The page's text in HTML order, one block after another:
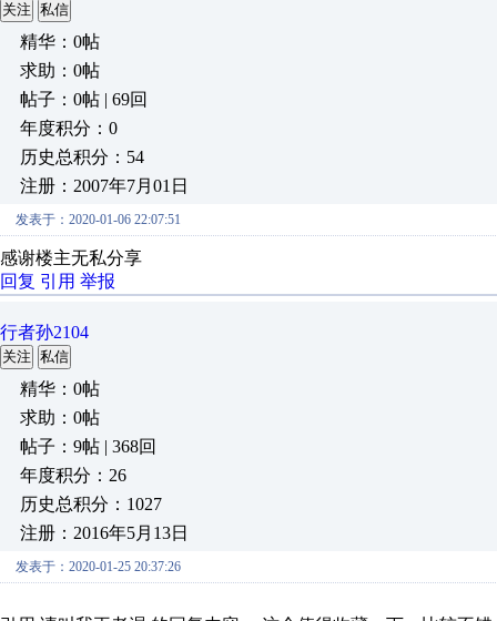
关注 私信
精华：0帖
求助：0帖
帖子：0帖 | 69回
年度积分：0
历史总积分：54
注册：2007年7月01日
发表于：2020-01-06 22:07:51
感谢楼主无私分享
回复 引用 举报
行者孙2104
关注 私信
精华：0帖
求助：0帖
帖子：9帖 | 368回
年度积分：26
历史总积分：1027
注册：2016年5月13日
发表于：2020-01-25 20:37:26